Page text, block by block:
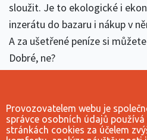
sloužit. Je to ekologické i
inzerátu do bazaru i nákup v
A za ušetřené peníze si
Dobré, ne?
Provozovatelem webu je
správce osobních údajů
stránkách cookies za účelem